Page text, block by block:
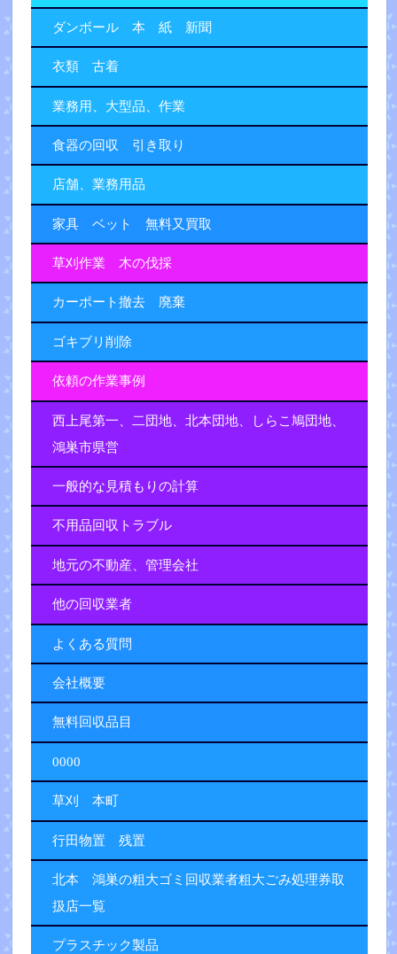
ダンボール 本 紙 新聞
衣類 古着
業務用、大型品、作業
食器の回収 引き取り
店舗、業務用品
家具 ベット 無料又買取
草刈作業 木の伐採
カーポート撤去 廃棄
ゴキブリ削除
依頼の作業事例
西上尾第一、二団地、北本団地、しらこ鳩団地、
鴻巣市県営
一般的な見積もりの計算
不用品回収トラブル
地元の不動産、管理会社
他の回収業者
よくある質問
会社概要
無料回収品目
0000
草刈 本町
行田物置 残置
北本 鴻巣の粗大ゴミ回収業者粗大ごみ処理券取
扱店一覧
プラスチック製品